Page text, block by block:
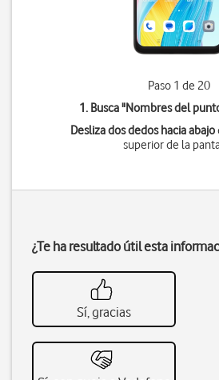
Paso 1 de 20
1. Busca "Nombres del
Desliza dos dedos hacia abajo
superior de la
¿Te ha resultado útil esta
Sí, gracias